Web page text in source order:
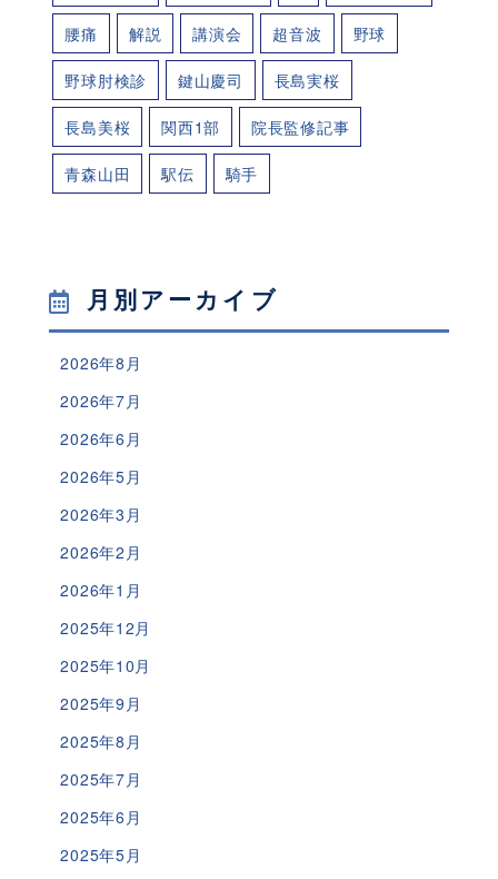
腰痛 解説 講演会 超音波 野球
野球肘検診 鍵山慶司 長島実桜
長島美桜 関西1部 院長監修記事
青森山田 駅伝 騎手
月別アーカイブ
2026年8月
2026年7月
2026年6月
2026年5月
2026年3月
2026年2月
2026年1月
2025年12月
2025年10月
2025年9月
2025年8月
2025年7月
2025年6月
2025年5月